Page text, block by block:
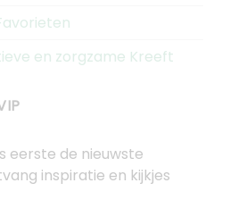
en zorgzame Kreeft
eerste de nieuwste
inspiratie en kijkjes